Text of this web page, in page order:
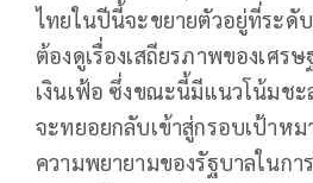
ไทยในปีนี้จะขยายตัวอยู่ที่ระดั
ต้องดูเรื่องเสถียรภาพของเศร
เงินเฟ้อ ซึ่งขณะนี้มีแนวโน้มชะ
จะทยอยกลับเข้าสู่กรอบเป้าห
ความพยายามของรัฐบาลในกา